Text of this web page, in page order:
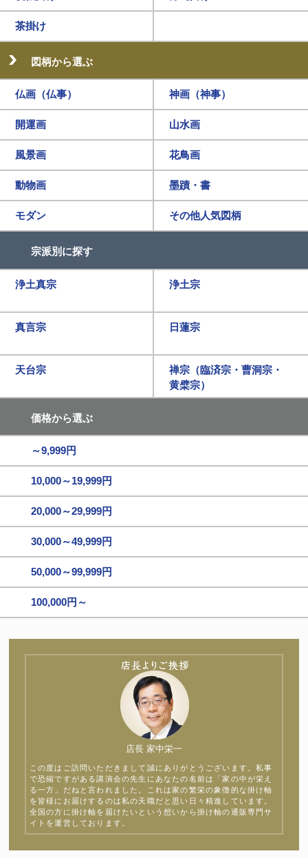
茶掛け
図柄から選ぶ
仏画（仏事） 神画（神事）
開運画 山水画
風景画 花鳥画
動物画 墨蹟・書
モダン その他人気図柄
宗派別に探す
浄土真宗 浄土宗
真言宗 日蓮宗
天台宗
禅宗（臨済宗・曹洞宗・
黄檗宗）
価格から選ぶ
～9,999円
10,000～19,999円
20,000～29,999円
30,000～49,999円
50,000～99,999円
100,000円～
店長 家中栄一
この度はご訪問いただきまして誠にありがとうございます。私事
で恐縮ですがある講演会の先生にあなたの名前は「家の中が栄え
る一方」だねと言われました。これは家の繁栄の象徴的な掛け軸
を皆様にお届けするのは私の天職だと思い日々精進しています。
全国の方に掛け軸を届けたいという想いから掛け軸の通販専門サ
イトを運営しております。